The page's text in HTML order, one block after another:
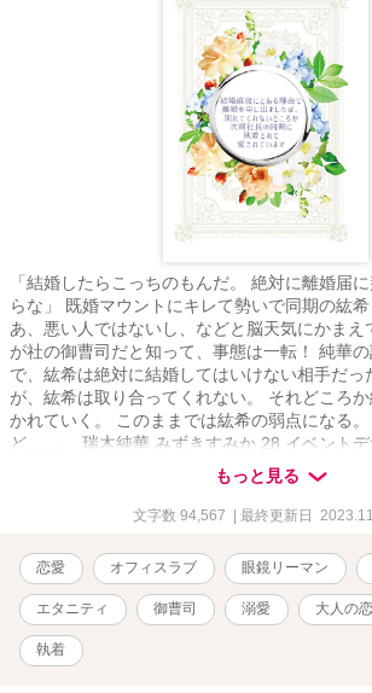
「結婚したらこっちのもんだ。 絶対に離婚届
らな」 既婚マウントにキレて勢いで同期の紘
あ、悪い人ではないし、などと脳天気にかまえ
が社の御曹司だと知って、事態は一転！ 純華
で、紘希は絶対に結婚してはいけない相手だっ
が、紘希は取り合ってくれない。 それどころ
かれていく。 このままでは紘希の弱点になる
ど……。 瑞木純華 みずきすみか 28 イベントデ
で面倒見がいいのが、長所であり弱点 おかげで
を抱えがち 後輩女子からは慕われるが、男性
ては夢見がち × 矢崎紘希 やざきひろき 28 営
実体は押しが強くて粘着質 秘密を抱えたまま、
ていいですか……？
もっと見る
文字数 94,567 | 最終更新日
恋愛 オフィスラブ 眼鏡リーマン
エタニティ 御曹司 溺愛 大人の恋
執着